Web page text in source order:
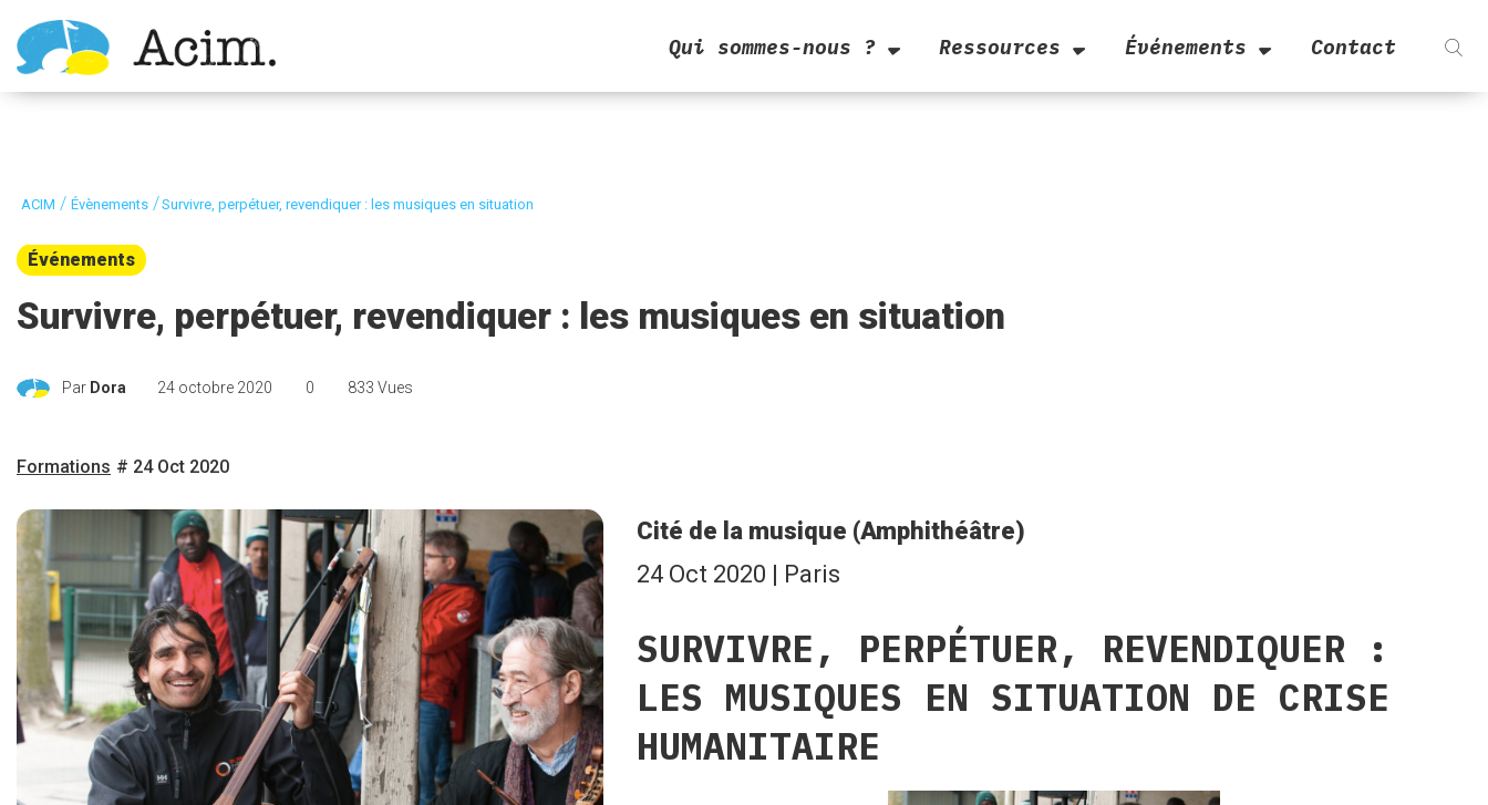
Ouvrir la barre d’outils
Qui sommes-nous ? Ressources Événements Contact
ACIM / Évènements /Survivre, perpétuer, revendiquer : les musiques en situation
Événements
Survivre, perpétuer, revendiquer : les musiques en situation
Par Dora 24 octobre 2020 0 833 Vues
Formations # 24 Oct 2020
Cité de la musique (Amphithéâtre)
24 Oct 2020 | Paris
SURVIVRE, PERPÉTUER, REVENDIQUER :
LES MUSIQUES EN SITUATION DE CRISE
HUMANITAIRE